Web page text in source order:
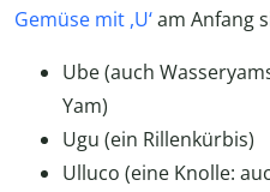
Gemüse mit ,U‘am Anfang
Ube (auch
Yam)
Ugu (ein Rillenkürbis)
Ulluco (eine Knolle: